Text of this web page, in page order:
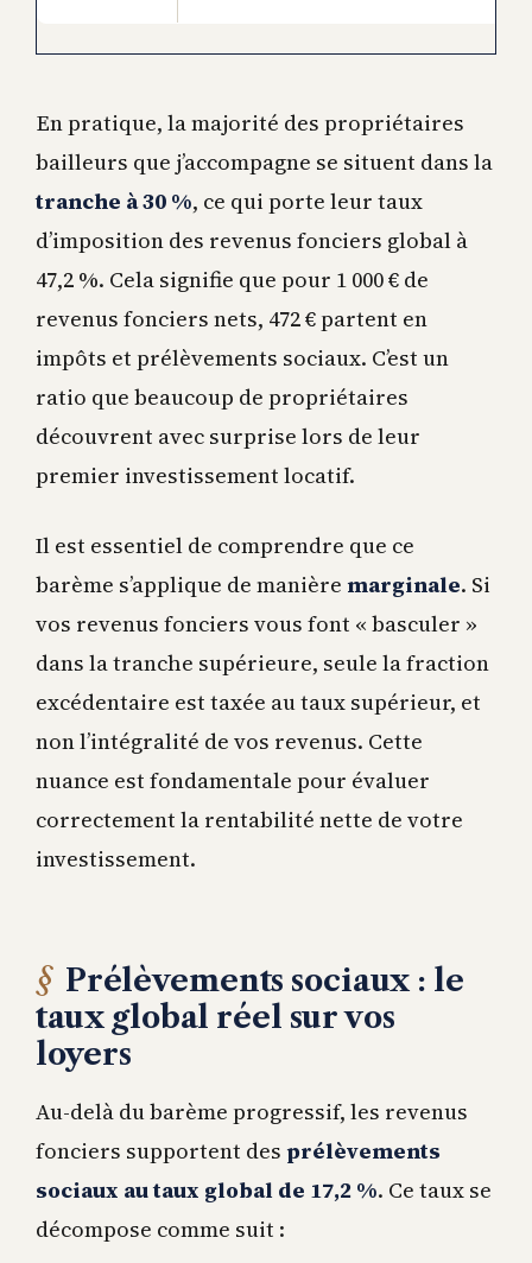
En pratique, la majorité des propriétaires
bailleurs que j’accompagne se situent dans la
tranche à 30 %, ce qui porte leur taux
d’imposition des revenus fonciers global à
47,2 %. Cela signifie que pour 1 000 € de
revenus fonciers nets, 472 € partent en
impôts et prélèvements sociaux. C’est un
ratio que beaucoup de propriétaires
découvrent avec surprise lors de leur
premier investissement locatif.
Il est essentiel de comprendre que ce
barème s’applique de manière marginale. Si
vos revenus fonciers vous font « basculer »
dans la tranche supérieure, seule la fraction
excédentaire est taxée au taux supérieur, et
non l’intégralité de vos revenus. Cette
nuance est fondamentale pour évaluer
correctement la rentabilité nette de votre
investissement.
Prélèvements sociaux : le
taux global réel sur vos
loyers
Au-delà du barème progressif, les revenus
fonciers supportent des prélèvements
sociaux au taux global de 17,2 %. Ce taux se
décompose comme suit :